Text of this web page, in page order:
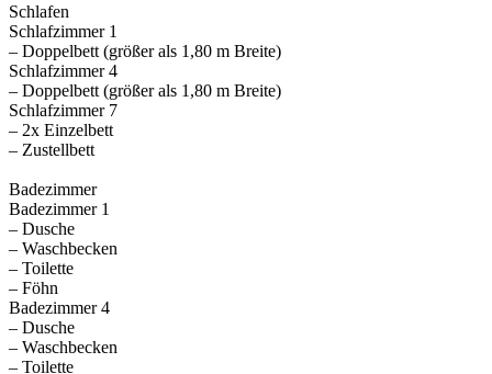
Schlafen
Schlafzimmer 1
– Doppelbett (größer als 1,80 m Breite)
Schlafzimmer 4
– Doppelbett (größer als 1,80 m Breite)
Schlafzimmer 7
– 2x Einzelbett
– Zustellbett
Badezimmer
Badezimmer 1
– Dusche
– Waschbecken
– Toilette
– Föhn
Badezimmer 4
– Dusche
– Waschbecken
– Toilette